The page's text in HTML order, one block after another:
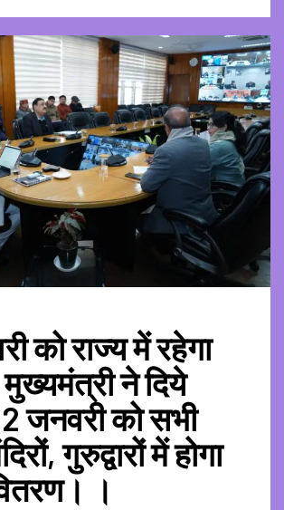
को राज्य में रहेगा
ने दिये
जनवरी को सभी
गुरुद्वारों में होगा
।